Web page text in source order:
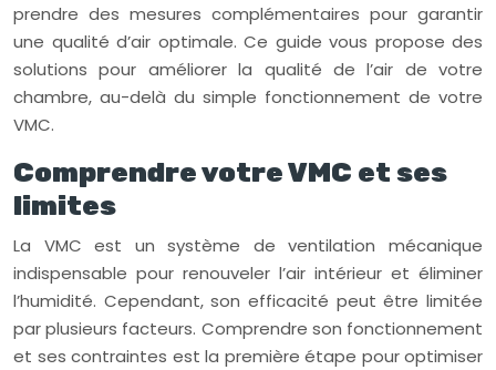
prendre des mesures complémentaires pour garantir
une qualité d’air optimale. Ce guide vous propose des
solutions pour améliorer la qualité de l’air de votre
chambre, au-delà du simple fonctionnement de votre
VMC.
Comprendre votre VMC et ses
limites
La VMC est un système de ventilation mécanique
indispensable pour renouveler l’air intérieur et éliminer
l’humidité. Cependant, son efficacité peut être limitée
par plusieurs facteurs. Comprendre son fonctionnement
et ses contraintes est la première étape pour optimiser